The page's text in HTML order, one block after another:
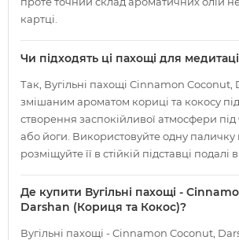
картці.
Чи підходять ці пахощі для
Так, Вугільні пахощі Cinnamon Coconut,
змішаним ароматом кориці та кокосу
створення заспокійливої атмосфери під
або йоги. Використовуйте одну паличку
розміщуйте її в стійкій підставці подалі
Де купити Вугільні пахощі -
Darshan (Кориця та Кокос)?
Вугільні пахощі - Cinnamon Coconut,